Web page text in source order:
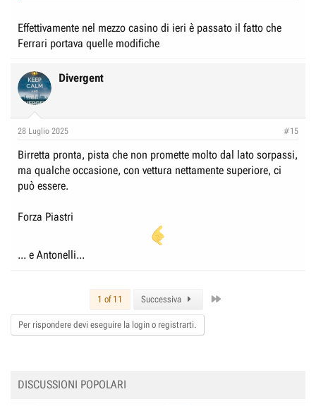
Effettivamente nel mezzo casino di ieri è passato il fatto che
Ferrari portava quelle modifiche
Divergent
28 Luglio 2025 #15
Birretta pronta, pista che non promette molto dal lato sorpassi,
ma qualche occasione, con vettura nettamente superiore, ci
può essere.
Forza Piastri
... e Antonelli...
1 of 11 Successiva
Per rispondere devi eseguire la login o registrarti.
DISCUSSIONI POPOLARI